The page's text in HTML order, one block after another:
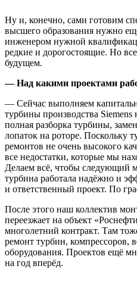
Ну и, конечно, сами готовим
высшего образования нужно
инженером нужной
редкие и дорогостоящие. Но
будущем.
— Над какими проектами
— Сейчас выполняем
турбины производства
полная разборка турбины,
лопаток на роторе. Поскольку
ремонтов не очень высокого
все недостатки, которые мы
Делаем всё, чтобы следующий
турбина работала надёжно и
и ответственный проект. По
После этого наш коллектив
переезжает на объект
многолетний контракт. Там
ремонт турбин, компрессоров,
оборудования. Проектов ещё
на год вперёд.